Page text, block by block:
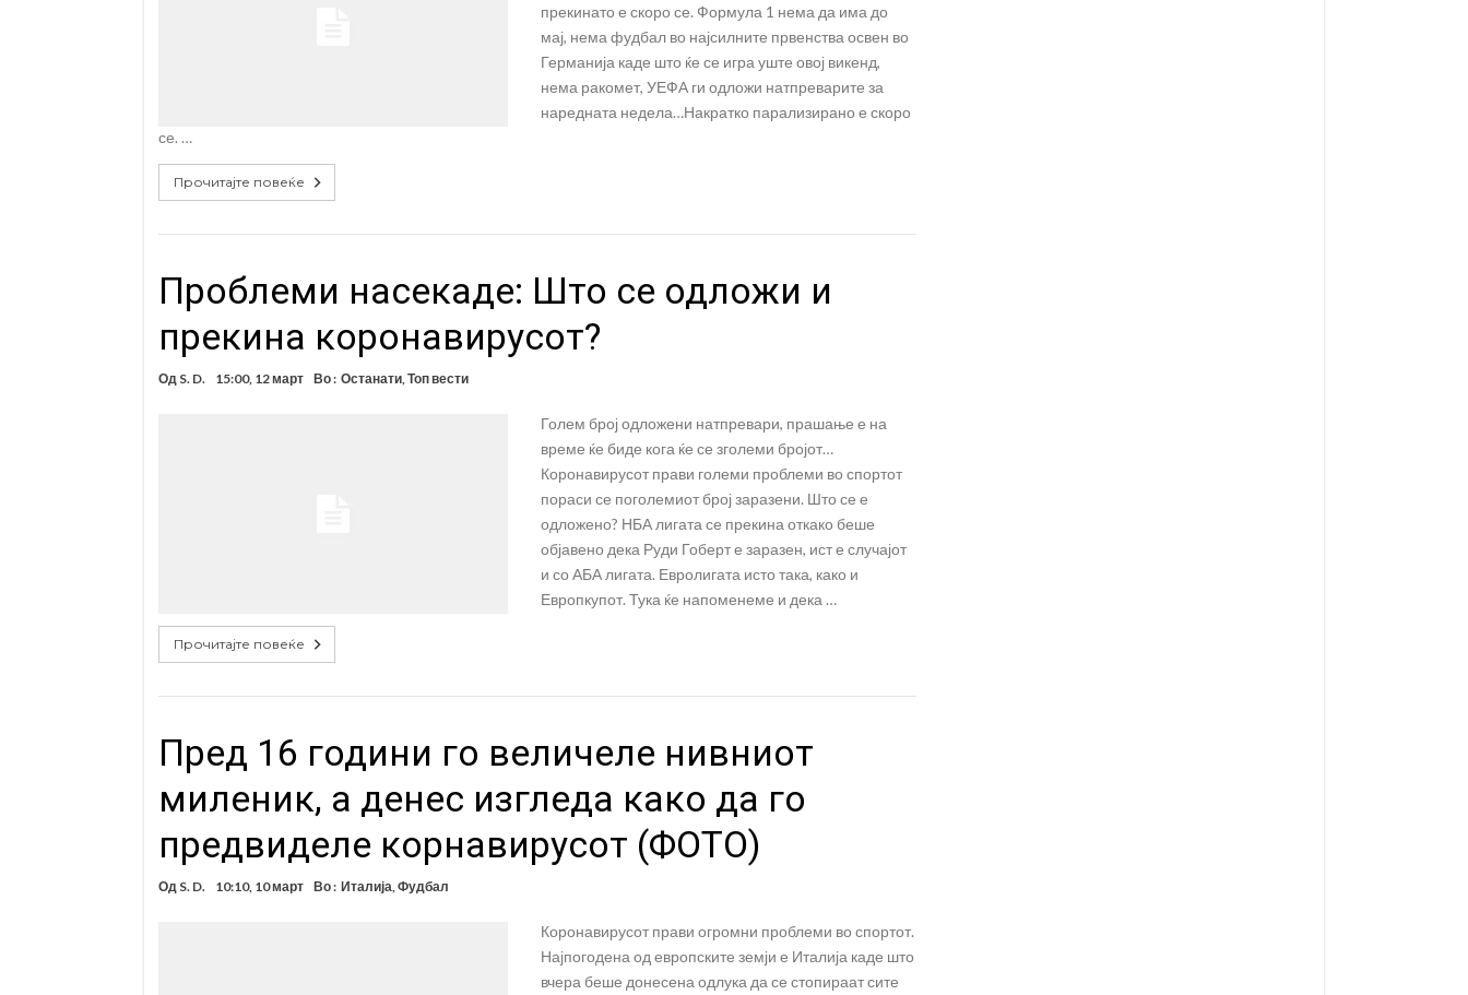
прекинато е скоро се. Формула 1 нема да има до
мај, нема фудбал во најсилните првенства освен во
Германија каде што ќе се игра уште овој викенд,
нема ракомет, УЕФА ги одложи натпреварите за
наредната недела…Накратко парализирано е скоро
се. …
Прочитајте повеќе
Проблеми насекаде: Што се одложи и
прекина коронавирусот?
Од S. D. 15:00, 12 март Во : Останати, Топ вести
Голем број одложени натпревари, прашање е на
време ќе биде кога ќе се зголеми бројот…
Коронавирусот прави големи проблеми во спортот
пораси се поголемиот број заразени. Што се е
одложено? НБА лигата се прекина откако беше
објавено дека Руди Гоберт е заразен, ист е случајот
и со АБА лигата. Евролигата исто така, како и
Европкупот. Тука ќе напоменеме и дека …
Прочитајте повеќе
Пред 16 години го величеле нивниот
миленик, а денес изгледа како да го
предвиделе корнавирусот (ФОТО)
Од S. D. 10:10, 10 март Во : Италија Фудбал
Коронавирусот прави огромни проблеми во спортот.
Најпогодена од европските земји е Италија каде што
вчера беше донесена одлука да се стопираат сите